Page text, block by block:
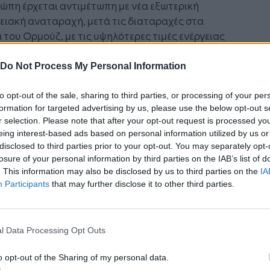
Do Not Process My Personal Information
opt-out of the sale, sharing to third parties, or processing of your
for targeted advertising by us, please use the below opt-out
selection. Please note that after your opt-out request is processed
interest-based ads based on personal information utilized by us
to third parties prior to your opt-out. You may separately
of your personal information by third parties on the IAB’s list of
This information may also be disclosed by us to third parties on the
Participants that may further disclose it to other third parties.
Data Processing Opt Outs
opt-out of the Sharing of my personal data.
έρχεται αντιμέτωπη με νέα εξωτερική
αναταραχή, μετά τις διαταραχές στα
του Ορμούζ, με τις υψηλότερες τιμές ενέργειας
την ανάπτυξη και να ενισχύουν τον
δυσμενές αυτό περιβάλλον, η KPMG εκτιμά
περισσότερες ευρωπαϊκές οικονομίες θα
την ύφεση, καθώς η ανθεκτικότητα των
εργασίας και η συνεχιζόμενη καταναλωτική
αναμένεται να στηρίξουν την εγχώρια
κατά το υπόλοιπο του έτους.